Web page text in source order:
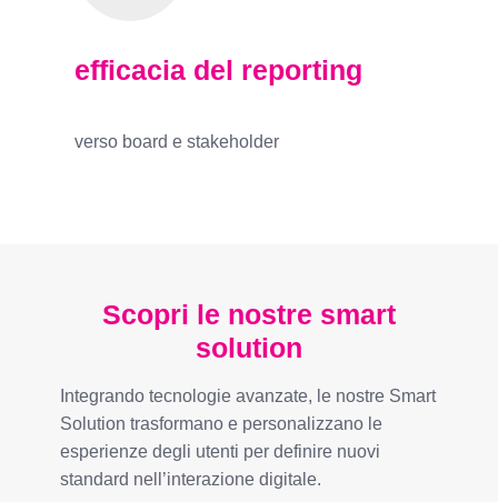
efficacia del reporting
verso board e stakeholder
Scopri le nostre smart
solution
Integrando tecnologie avanzate, le nostre Smart
Solution trasformano e personalizzano le
esperienze degli utenti per definire nuovi
standard nell’interazione digitale.